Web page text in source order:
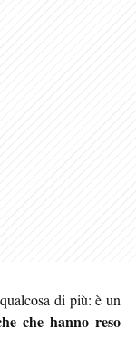
di più: è un
che hanno reso